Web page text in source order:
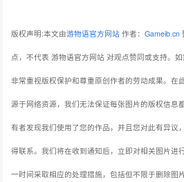
版权声明:本文由游物语官方网站 作者：Gameib.cn
点，不代表 游物语官方网站 对观点赞同或支持。如
非常重视版权保护和尊重原创作者的劳动成果。在
源于网络资源，我们无法保证每张图片的版权信息
有者发现我们使用了您的作品，并且您对此有异议
得联系。我们将在收到通知后，立即对相关图片进
一时间采取相应的处理措施，包括但不限于删除图